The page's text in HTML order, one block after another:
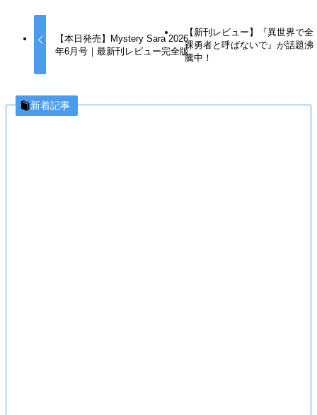
【本日発売】Mystery Sara 2026
年6月号｜最新刊レビュー完全版
【新刊レビュー】『異世界で全
裸勇者と呼ばないで』が話題沸
騰中！
新着記事